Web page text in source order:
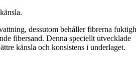
dessutom behåller fibrerna
fibersand. Denna speciellt utvecklade
känsla och konsistens i underlaget.